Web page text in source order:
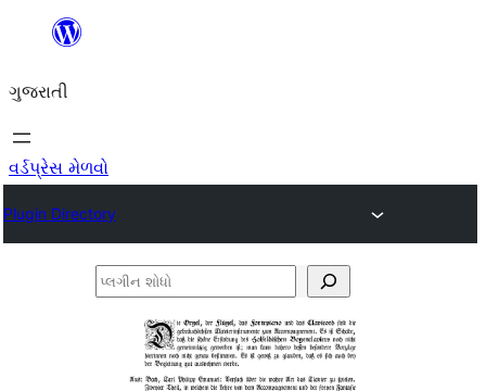
કંટેન્ટ(લખાણ)
જાઓ
ગુજરાતી
વર્ડપ્રેસ મેળવો
Plugin Directory
પ્લગીન